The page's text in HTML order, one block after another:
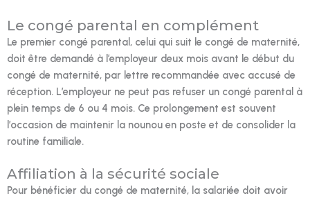
Le congé parental en complément
Le premier congé parental, celui qui suit le congé de maternité,
doit être demandé à l’employeur deux mois avant le début du
congé de maternité, par lettre recommandée avec accusé de
réception. L’employeur ne peut pas refuser un congé parental à
plein temps de 6 ou 4 mois. Ce prolongement est souvent
l’occasion de maintenir la nounou en poste et de consolider la
routine familiale.
Affiliation à la sécurité sociale
Pour bénéficier du congé de maternité, la salariée doit avoir